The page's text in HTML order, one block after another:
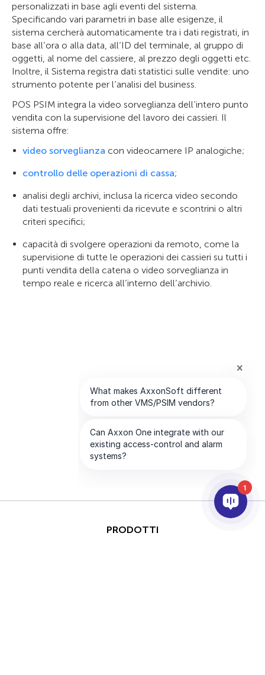
personalizzati in base agli eventi del sistema.
Specificando vari parametri in base alle esigenze, il
sistema cercherà automaticamente tra i dati registrati, in
base all’ora o alla data, all’ID del terminale, al gruppo di
oggetti, al nome del cassiere, al prezzo degli oggetti etc.
Inoltre, il Sistema registra dati statistici sulle vendite: uno
strumento potente per l’analisi del business.
POS PSIM integra la video sorveglianza dell’intero punto
vendita con la supervisione del lavoro dei cassieri. Il
sistema offre:
video sorveglianza con videocamere IP analogiche;
controllo delle operazioni di cassa;
analisi degli archivi, inclusa la ricerca video secondo
dati testuali provenienti da ricevute e scontrini o altri
criteri specifici;
capacità di svolgere operazioni da remoto, come la
supervisione di tutte le operazioni dei cassieri su tutti i
punti vendita della catena o video sorveglianza in
tempo reale e ricerca all’interno dell’archivio.
PRODOTTI
1